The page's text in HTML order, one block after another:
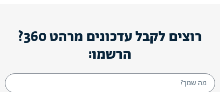
רוצים לקבל עדכונים מרהט 360?
הרשמו: